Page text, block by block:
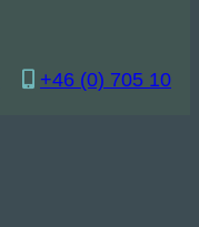
+46 (0) 705 10